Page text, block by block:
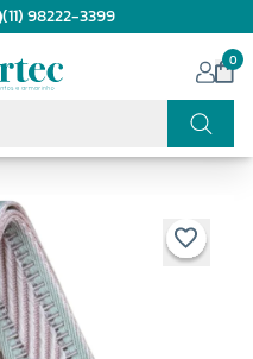
(11) 98222-3399
0